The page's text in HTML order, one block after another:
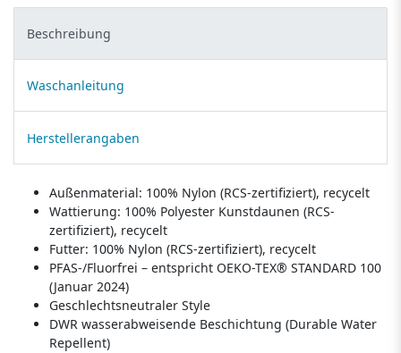
Beschreibung
Waschanleitung
Herstellerangaben
Außenmaterial: 100% Nylon (RCS-zertifiziert), recycelt
Wattierung: 100% Polyester Kunstdaunen (RCS-
zertifiziert), recycelt
Futter: 100% Nylon (RCS-zertifiziert), recycelt
PFAS-/Fluorfrei – entspricht OEKO-TEX® STANDARD 100
(Januar 2024)
Geschlechtsneutraler Style
DWR wasserabweisende Beschichtung (Durable Water
Repellent)